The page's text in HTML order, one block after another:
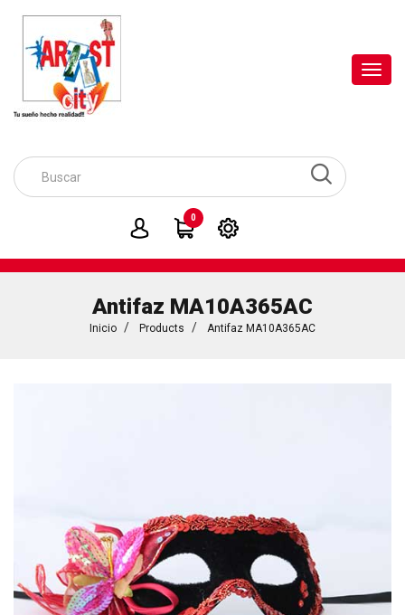
0
Antifaz MA10A365AC
Inicio Products Antifaz MA10A365AC